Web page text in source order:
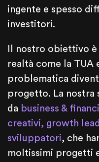
ingente e spesso
investitori.
Il nostro obiettivo
realtà come la TUA
problematica
progetto. La nostra
da business &
creativi, growth
sviluppatori, che
moltissimi progetti